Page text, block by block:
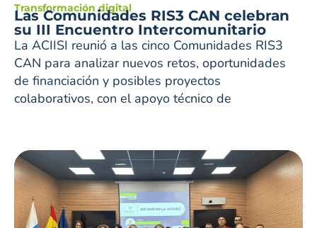
Transformación digital
Las Comunidades RIS3 CAN celebran
su III Encuentro Intercomunitario
La ACIISI reunió a las cinco Comunidades RIS3
CAN para analizar nuevos retos, oportunidades
de financiación y posibles proyectos
colaborativos, con el apoyo técnico de